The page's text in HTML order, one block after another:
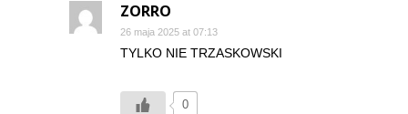
ZORRO
26 maja 2025 at 07:13
TYLKO NIE TRZASKOWSKI
0